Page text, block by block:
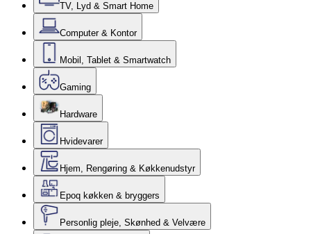
TV, Lyd & Smart Home
Computer & Kontor
Mobil, Tablet & Smartwatch
Gaming
Hardware
Hvidevarer
Hjem, Rengøring & Køkkenudstyr
Epoq køkken & bryggers
Personlig pleje, Skønhed & Velvære